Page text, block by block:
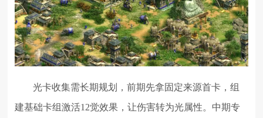
光卡收集需长期规划，前期先拿固定来源首卡，组
建基础卡组激活12觉效果，让伤害转为光属性。中期专